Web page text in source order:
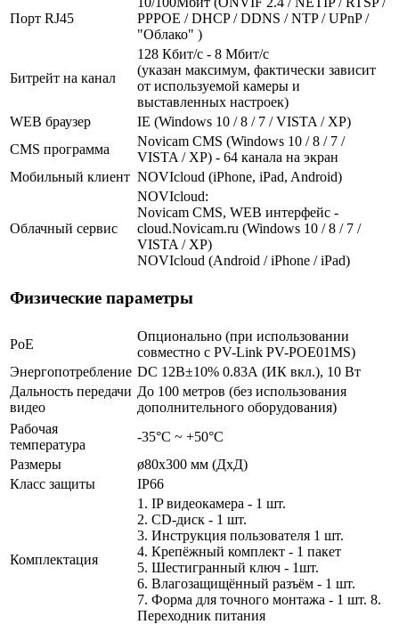
Порт RJ45
PPPOE / DHCP / DDNS / NTP / UPnP /
"Облако" )
Битрейт на канал
128 Кбит/с - 8 Мбит/с
(указан максимум, фактически зависит
от используемой камеры и
выставленных настроек)
WEB браузер
IE (Windows 10 / 8 / 7 / VISTA / XP)
CMS программа
Novicam CMS (Windows 10 / 8 / 7 /
VISTA / XP) - 64 канала на экран
Мобильный клиент NOVIcloud (iPhone, iPad, Android)
Облачный сервис
NOVIcloud:
Novicam CMS, WEB интерфейс -
cloud.Novicam.ru (Windows 10 / 8 / 7 /
VISTA / XP)
NOVIcloud (Android / iPhone / iPad)
Физические параметры
PoE
Опционально (при использовании
совместно с PV-Link PV-POE01MS)
Энергопотребление DC 12В±10% 0.83А (ИК вкл.), 10 Вт
Дальность передачи
видео
До 100 метров (без использования
дополнительного оборудования)
Рабочая
температура
-35°С ~ +50°С
Размеры
ø80х300 мм (ДхД)
Класс защиты
IP66
Комплектация
1. IP видеокамера - 1 шт.
2. СD-диск - 1 шт.
3. Инструкция пользователя 1 шт.
4. Крепёжный комплект - 1 пакет
5. Шестигранный ключ - 1шт.
6. Влагозащищённый разъём - 1 шт.
7. Форма для точного монтажа - 1 шт. 8.
Переходник питания